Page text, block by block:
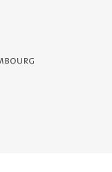
- Service